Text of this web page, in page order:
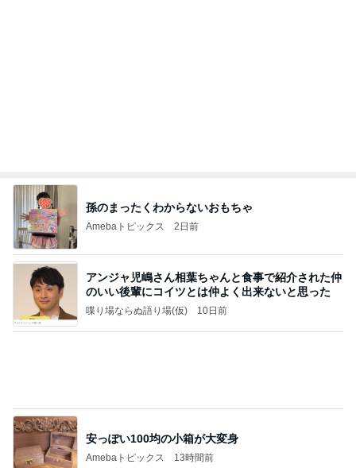
孫のまったくわからないおもちゃ
Amebaトピックス 2日前
アンジャ児嶋さん相葉ちゃんと食事で紹介された仲
のいい後輩にコイツとは仲よく出来ないと思った
喋り場ならぬ語り場(仮) 10日前
安っぽい100均の小箱が大変身
Amebaトピックス 13時間前